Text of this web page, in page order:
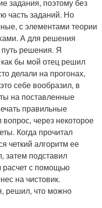
задания, поэтому без
часть заданий. Но
с элементами теории
А для решения
решения. Я
бы мой отец решил
делали на прогонах,
себе вообразил, в
на поставленные
правильные
через некоторое
Когда прочитал
четкий алгоритм ее
затем подставил
расчет с помощью
на чистовик.
решил, что можно